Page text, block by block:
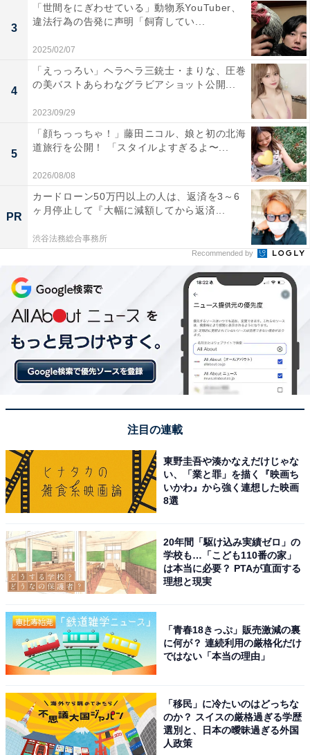
3
「世間をにぎわせている」動物系YouTuber、
違法行為の告発に声明「飼育してい...
2025/02/07
4
「えっっろい」ヘラヘラ三銃士・まりな、圧巻
の美バストあらわなグラビアショット公開...
2023/09/29
5
「顔ちっっちゃ！」藤田ニコル、娘と初の北海
道旅行を公開！ 「スタイルよすぎるよ〜...
2026/08/08
PR
カードローン50万円以上の人は、返済を3～6
ヶ月停止して『大幅に減額してから返済...
渋谷法務総合事務所
Recommended by
注目の連載
東野圭吾や湊かなえだけじゃな
い、「業と罪」を描く『映画ち
いかわ』から強く連想した映画
8選
20年間「駆け込み実績ゼロ」の
学校も…「こども110番の家」
は本当に必要？ PTAが直面する
理想と現実
「青春18きっぷ」販売激減の裏
に何が？ 連続利用の厳格化だけ
ではない「本当の理由」
「移民」に冷たいのはどっちな
のか？ スイスの厳格過ぎる学歴
選別と、日本の曖昧過ぎる外国
人政策